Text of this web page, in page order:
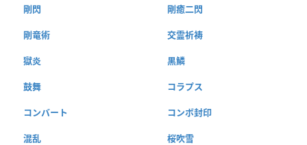
剛閃 剛癒二閃
剛竜術 交霊祈祷
獄炎 黒鱗
鼓舞 コラプス
コンバート コンボ封印
混乱 桜吹雪